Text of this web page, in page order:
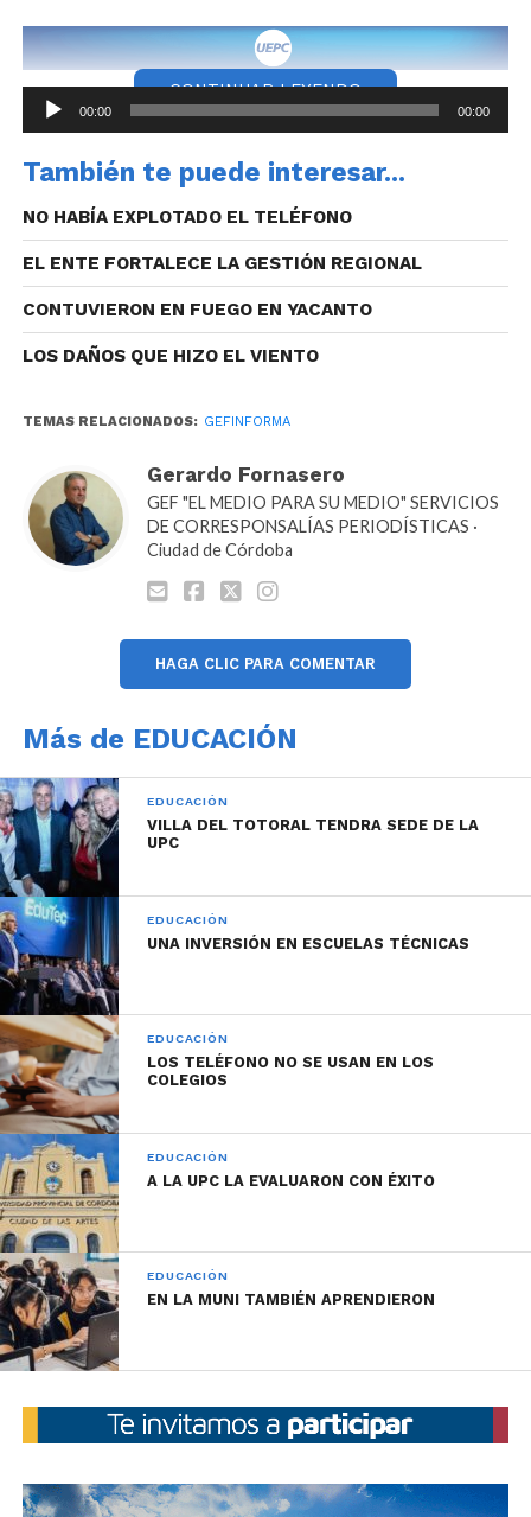
Reproductor
de
audio
00:00 00:00
la ciudad de Córdoba y el interior provincial. Se trata
de Nancy Liliana Sayago (nivel inicial), Andrea Bono
(nivel primario), Marisel Laura Cosci (nivel medio) y
María Sol Altamira (nivel superior).
CONTINUAR LEYENDO
También te puede interesar...
NO HABÍA EXPLOTADO EL TELÉFONO
EL ENTE FORTALECE LA GESTIÓN REGIONAL
CONTUVIERON EN FUEGO EN YACANTO
LOS DAÑOS QUE HIZO EL VIENTO
TEMAS RELACIONADOS: GEFINFORMA
Gerardo Fornasero
GEF "EL MEDIO PARA SU MEDIO" SERVICIOS
DE CORRESPONSALÍAS PERIODÍSTICAS ·
Ciudad de Córdoba
HAGA CLIC PARA COMENTAR
Más de EDUCACIÓN
EDUCACIÓN
VILLA DEL TOTORAL TENDRA SEDE DE LA
UPC
EDUCACIÓN
UNA INVERSIÓN EN ESCUELAS TÉCNICAS
EDUCACIÓN
LOS TELÉFONO NO SE USAN EN LOS
COLEGIOS
EDUCACIÓN
A LA UPC LA EVALUARON CON ÉXITO
EDUCACIÓN
EN LA MUNI TAMBIÉN APRENDIERON